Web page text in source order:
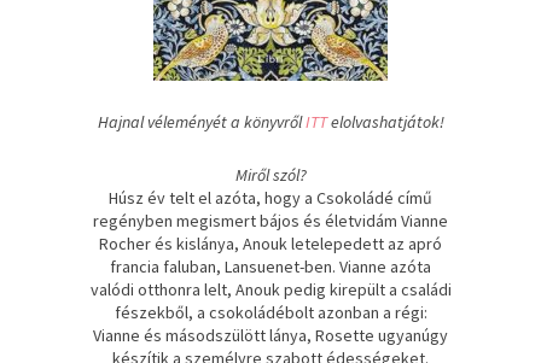
Hajnal véleményét a könyvrőlITTelolvashatjátok!
Miről szól?
Húsz ​év telt el azóta, hogy a Csokoládé című
regényben megismert bájos és életvidám Vianne
Rocher és kislánya, Anouk letelepedett az apró
francia faluban, Lansuenet-ben. Vianne azóta
valódi otthonra lelt, Anouk pedig kirepült a családi
fészekből, a csokoládébolt azonban a régi:
Vianne és másodszülött lánya, Rosette ugyanúgy
készítik a személyre szabott édességeket.